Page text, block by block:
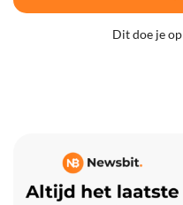
Dit doe je op